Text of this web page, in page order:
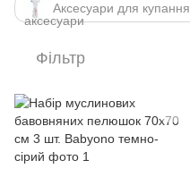
Аксесуари для купання
Фільтр